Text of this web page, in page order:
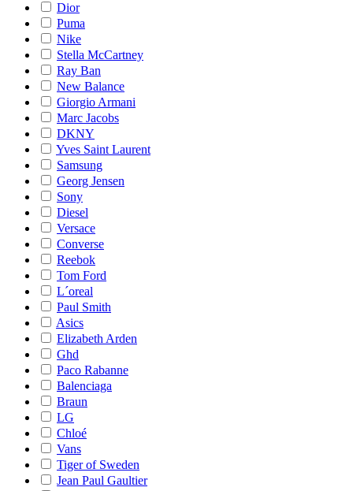
Dior
Puma
Nike
Stella McCartney
Ray Ban
New Balance
Giorgio Armani
Marc Jacobs
DKNY
Yves Saint Laurent
Samsung
Georg Jensen
Sony
Diesel
Versace
Converse
Reebok
Tom Ford
L´oreal
Paul Smith
Asics
Elizabeth Arden
Ghd
Paco Rabanne
Balenciaga
Braun
LG
Chloé
Vans
Tiger of Sweden
Jean Paul Gaultier